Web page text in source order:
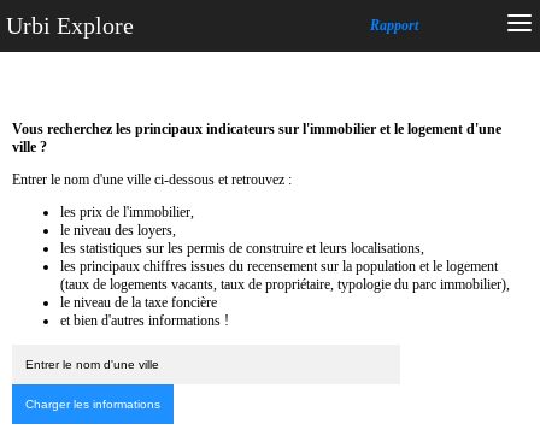
Urbi Explore Rapport
Vous recherchez les principaux indicateurs sur l'immobilier et le logement d'une
ville ?
Entrer le nom d'une ville ci-dessous et retrouvez :
les prix de l'immobilier,
le niveau des loyers,
les statistiques sur les permis de construire et leurs localisations,
les principaux chiffres issues du recensement sur la population et le logement
(taux de logements vacants, taux de propriétaire, typologie du parc immobilier),
le niveau de la taxe foncière
et bien d'autres informations !